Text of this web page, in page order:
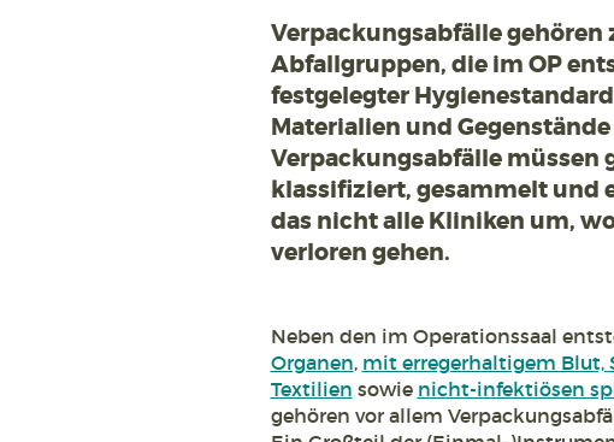
Verpackungsabfälle gehören
Abfallgruppen, die im OP
festgelegter
Materialien und
Verpackungsabfälle müssen
klassifiziert, gesammelt und
das nicht alle Kliniken um,
verloren gehen.
Neben den im Operationssaal
Organen, mit erregerhaltigem Blut,
Textilien sowie nicht-infektiösen
gehören vor allem